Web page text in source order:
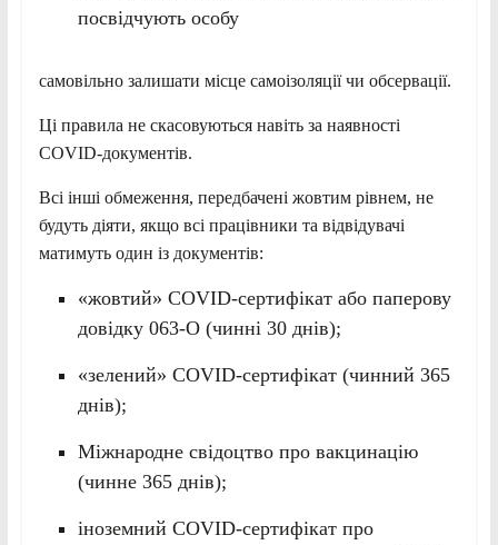
посвідчують особу
самовільно залишати місце самоізоляції чи обсервації.
Ці правила не скасовуються навіть за наявності
COVID-документів.
Всі інші обмеження, передбачені жовтим рівнем, не
будуть діяти, якщо всі працівники та відвідувачі
матимуть один із документів:
«жовтий» COVID-сертифікат або паперову
довідку 063-О (чинні 30 днів);
«зелений» COVID-сертифікат (чинний 365
днів);
Міжнародне свідоцтво про вакцинацію
(чинне 365 днів);
іноземний COVID-сертифікат про